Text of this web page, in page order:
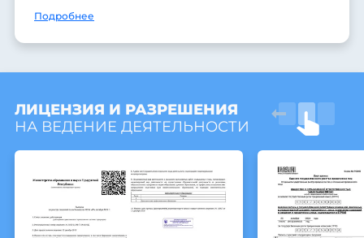
Подробнее
ЛИЦЕНЗИЯ И РАЗРЕШЕНИЯ
НА ВЕДЕНИЕ ДЕЯТЕЛЬНОСТИ